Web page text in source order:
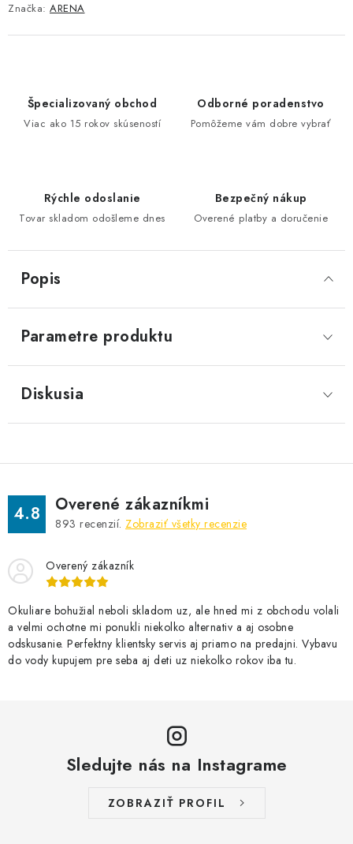
Značka: ARENA
Špecializovaný obchod
Viac ako 15 rokov skúseností
Odborné poradenstvo
Pomôžeme vám dobre vybrať
Rýchle odoslanie
Tovar skladom odošleme dnes
Bezpečný nákup
Overené platby a doručenie
Popis
Parametre produktu
Diskusia
4.8 Overené zákazníkmi
893 recenzií. Zobraziť všetky recenzie
Overený zákazník
Okuliare bohužial neboli skladom uz, ale hned mi z obchodu volali
a velmi ochotne mi ponukli niekolko alternativ a aj osobne
odskusanie. Perfektny klientsky servis aj priamo na predajni. Vybavu
do vody kupujem pre seba aj deti uz niekolko rokov iba tu.
Sledujte nás na Instagrame
ZOBRAZIŤ PROFIL